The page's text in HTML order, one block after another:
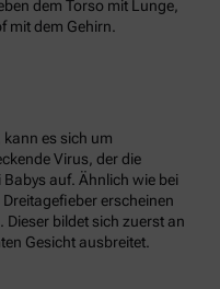
dem Torso mit Lunge,
mit dem Gehirn.
es sich um
Virus, der die
auf. Ähnlich wie bei
erscheinen
bildet sich zuerst an
Gesicht ausbreitet.